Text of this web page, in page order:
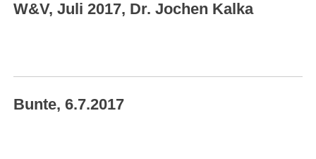
W&V, Juli 2017, Dr. Jochen Kalka
Bunte, 6.7.2017